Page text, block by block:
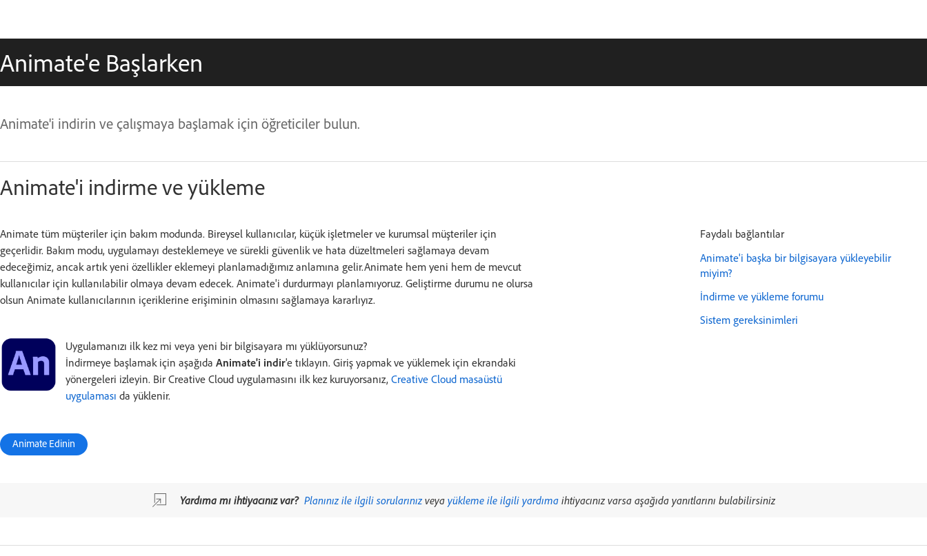
Animate'e Başlarken
Animate'i indirin ve çalışmaya başlamak için öğreticiler bulun.
Animate'i indirme ve yükleme
Animate tüm müşteriler için bakım modunda. Bireysel kullanıcılar, küçük işletmeler ve kurumsal müşteriler için
geçerlidir. Bakım modu, uygulamayı desteklemeye ve sürekli güvenlik ve hata düzeltmeleri sağlamaya devam
edeceğimiz, ancak artık yeni özellikler eklemeyi planlamadığımız anlamına gelir.Animate hem yeni hem de mevcut
kullanıcılar için kullanılabilir olmaya devam edecek. Animate'i durdurmayı planlamıyoruz. Geliştirme durumu ne olursa
olsun Animate kullanıcılarının içeriklerine erişiminin olmasını sağlamaya kararlıyız.
Uygulamanızı ilk kez mi veya yeni bir bilgisayara mı yüklüyorsunuz?
İndirmeye başlamak için aşağıda Animate'i indir'e tıklayın. Giriş yapmak ve yüklemek için ekrandaki
yönergeleri izleyin. Bir Creative Cloud uygulamasını ilk kez kuruyorsanız, Creative Cloud masaüstü
uygulaması da yüklenir.
Animate Edinin
Faydalı bağlantılar
Animate'i başka bir bilgisayara yükleyebilir
miyim?
İndirme ve yükleme forumu
Sistem gereksinimleri
Yardıma mı ihtiyacınız var? Planınız ile ilgili sorularınızveya yükleme ile ilgili yardımaihtiyacınız varsa aşağıda yanıtlarını bulabilirsiniz